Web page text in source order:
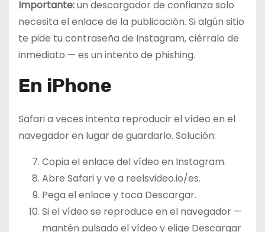
Importante:un descargador de confianza solo
necesita el enlace de la publicación. Si algún sitio
te pide tu contraseña de Instagram, ciérralo de
inmediato — es un intento de phishing.
En iPhone
Safari a veces intenta reproducir el vídeo en el
navegador en lugar de guardarlo. Solución:
Copia el enlace del vídeo en Instagram.
Abre Safari y ve a reelsvideo.io/es.
Pega el enlace y toca Descargar.
Si el vídeo se reproduce en el navegador —
mantén pulsado el vídeo y elige Descargar